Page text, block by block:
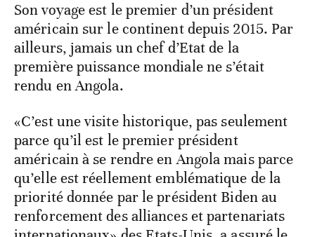
Son voyage est le premier d’un président
américain sur le continent depuis 2015. Par
ailleurs, jamais un chef d’Etat de la
première puissance mondiale ne s’était
rendu en Angola.
«C’est une visite historique, pas seulement
parce qu’il est le premier président
américain à se rendre en Angola mais parce
qu’elle est réellement emblématique de la
priorité donnée par le président Biden au
renforcement des alliances et partenariats